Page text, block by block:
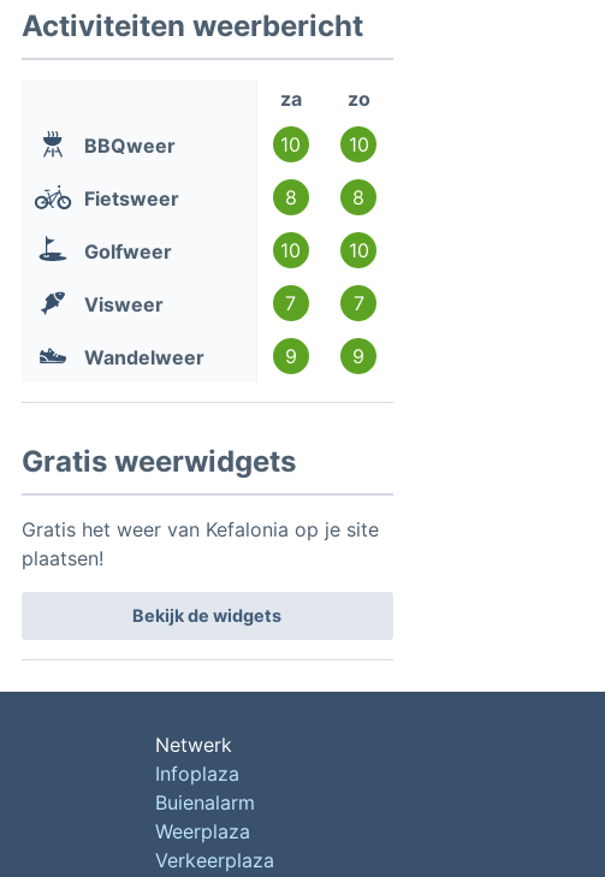
Activiteiten weerbericht
za
zo
BBQweer
10 10
Fietsweer 8 8
Golfweer 10 10
Visweer 7 7
Wandelweer 9 9
Gratis weerwidgets
Gratis het weer van Kefalonia op je site
plaatsen!
Bekijk de widgets
Netwerk
Infoplaza
Buienalarm
Weerplaza
Verkeerplaza